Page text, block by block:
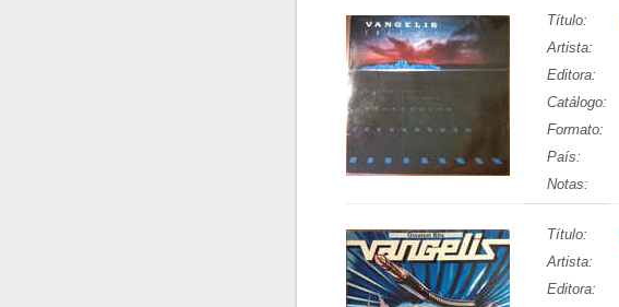
Título:
Artista:
Editora:
Catálogo:
Formato:
País:
Notas:
Título:
Artista:
Editora: